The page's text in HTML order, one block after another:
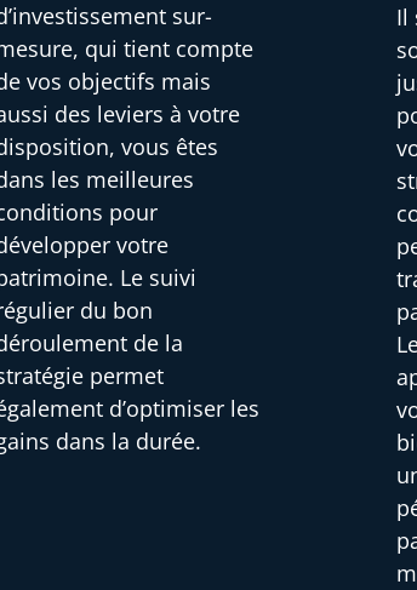
sur-
qui tient compte
vos objectifs mais
des leviers à votre
vous êtes
les meilleures
pour
votre
Le suivi
du bon
de la
permet
d’optimiser les
dans la durée.
Il